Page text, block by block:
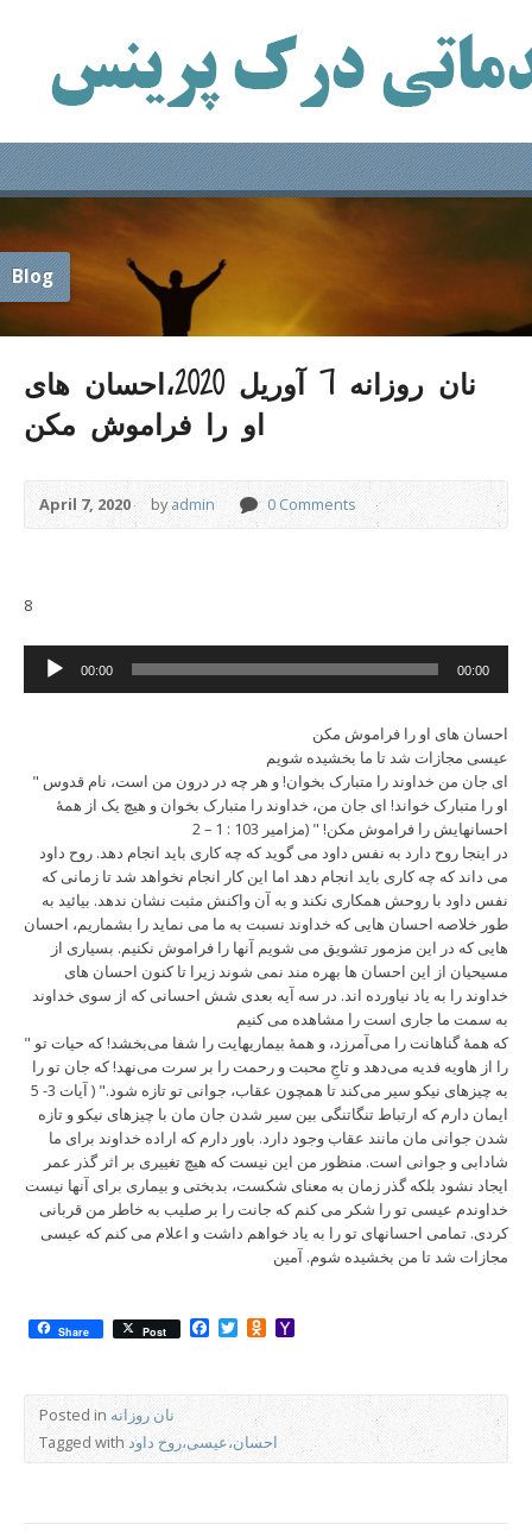
Blog
نان روزانه 7 آوریل 2020،احسان های
او را فراموش مکن
April 7, 2020 byadmin 0 Comments
8
Audio
Player
00:00 00:00
احسان های او را فراموش مکن
عیسی مجازات شد تا ما بخشیده شویم
" ای جان من خداوند را متبارک بخوان! و هر چه در درون من است، نام قدوس
او را متبارک خواند! ای جان من، خداوند را متبارک بخوان و هیچ یک از همۀ
احسانهایش را فراموش مکن! " (مزامیر 103 : 1 – 2
در اینجا روح دارد به نفس داود می گوید که چه کاری باید انجام دهد. روح داود
می داند که چه کاری باید انجام دهد اما این کار انجام نخواهد شد تا زمانی که
نفس داود با روحش همکاری نکند و به آن واکنش مثبت نشان ندهد. بیائید به
طور خلاصه احسان هایی که خداوند نسبت به ما می نماید را بشماریم، احسان
هایی که در این مزمور تشویق می شویم آنها را فراموش نکنیم. بسیاری از
مسیحیان از این احسان ها بهره مند نمی شوند زیرا تا کنون احسان های
خداوند را به یاد نیاورده اند. در سه آیه بعدی شش احسانی که از سوی خداوند
به سمت ما جاری است را مشاهده می کنیم
" که همۀ گناهانت را می‌آمرزد، و همۀ بیماریهایت را شفا می‌بخشد! که حیات تو
را از هاویه فدیه می‌دهد و تاجِ محبت و رحمت را بر سرت می‌نهد! که جان تو را
به چیزهای نیکو سیر می‌کند تا همچون عقاب، جوانی تو تازه شود." ( آیات 3- 5
ایمان دارم که ارتباط تنگاتنگی بین سیر شدن جان مان با چیزهای نیکو و تازه
شدن جوانی مان مانند عقاب وجود دارد. باور دارم که اراده خداوند برای ما
شادابی و جوانی است. منظور من این نیست که هیچ تغییری بر اثر گذر عمر
ایجاد نشود بلکه گذر زمان به معنای شکست، بدبختی و بیماری برای آنها نیست
خداوندم عیسی تو را شکر می کنم که جانت را بر صلیب به خاطر من قربانی
کردی. تمامی احسانهای تو را به یاد خواهم داشت و اعلام می کنم که عیسی
مجازات شد تا من بخشیده شوم. آمین
Share Post Facebook
TwitterOdnoklassniki
Posted in نان روزانه
Tagged withاحسان،عیسی،روح داود